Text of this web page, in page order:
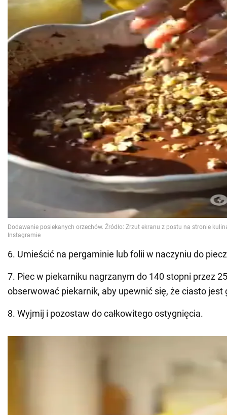
6. Umieścić na pergaminie lub folii w naczyniu do
7. Piec w piekarniku nagrzanym do 140 stopni przez
obserwować piekarnik, aby upewnić się, że ciasto jest
8. Wyjmij i pozostaw do całkowitego ostygnięcia.